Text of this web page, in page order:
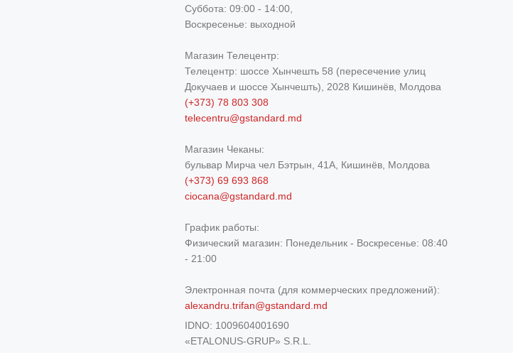
Суббота: 09:00 - 14:00,
Воскресенье: выходной
Магазин Телецентр:
Телецентр: шоссе Хынчешть 58 (пересечение улиц
Докучаев и шоссе Хынчешть), 2028 Кишинёв, Молдова
(+373) 78 803 308
telecentru@gstandard.md
Магазин Чеканы:
бульвар Мирча чел Бэтрын, 41A, Кишинёв, Молдова
(+373) 69 693 868
ciocana@gstandard.md
График работы:
Физический магазин: Понедельник - Воскресенье: 08:40
- 21:00
Электронная почта (для коммерческих предложений):
alexandru.trifan@gstandard.md
IDNO: 1009604001690
«ETALONUS-GRUP» S.R.L.